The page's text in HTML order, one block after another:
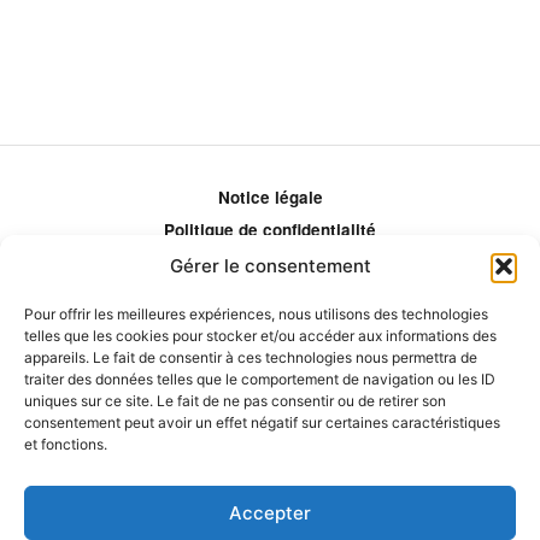
Gérer le consentement
Pour offrir les meilleures expériences, nous utilisons des technologies
telles que les cookies pour stocker et/ou accéder aux informations des
appareils. Le fait de consentir à ces technologies nous permettra de
traiter des données telles que le comportement de navigation ou les ID
uniques sur ce site. Le fait de ne pas consentir ou de retirer son
consentement peut avoir un effet négatif sur certaines caractéristiques
et fonctions.
Accepter
Notice légale
Politique de confidentialité
Politique de remboursement
Comment ça marche?
Qui sommes-nous?
Obtenir les crédits
Les éditeurs